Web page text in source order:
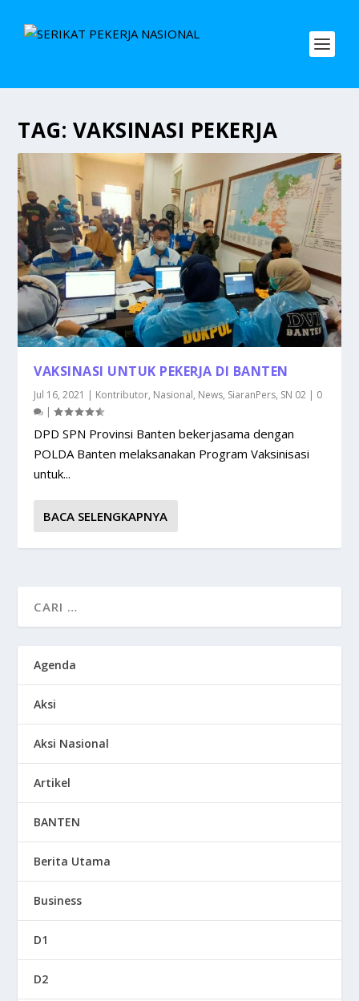
TAG: VAKSINASI PEKERJA
VAKSINASI UNTUK PEKERJA DI BANTEN
Jul 16, 2021 | Kontributor, Nasional, News, SiaranPers, SN 02 | 0
|
DPD SPN Provinsi Banten bekerjasama dengan
POLDA Banten melaksanakan Program Vaksinisasi
untuk...
BACA SELENGKAPNYA
Agenda
Aksi
Aksi Nasional
Artikel
BANTEN
Berita Utama
Business
D1
D2